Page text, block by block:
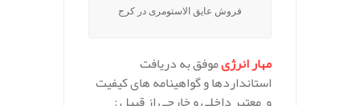
فروش عایق الاستومری در کرج
مهار انرژیموفق به دریافت
استانداردها و گواهینامه های کیفیت